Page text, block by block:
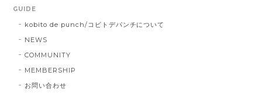
GUIDE
kobito de punch/コビトデパンチについて
NEWS
COMMUNITY
MEMBERSHIP
お問い合わせ